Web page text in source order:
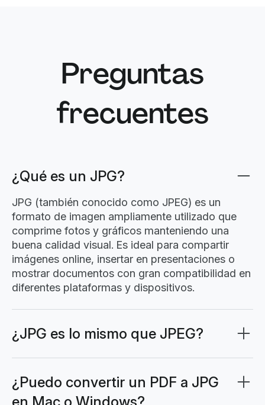
Preguntas
frecuentes
¿Qué es un JPG?
JPG (también conocido como JPEG) es un
formato de imagen ampliamente utilizado que
comprime fotos y gráficos manteniendo una
buena calidad visual. Es ideal para compartir
imágenes online, insertar en presentaciones o
mostrar documentos con gran compatibilidad en
diferentes plataformas y dispositivos.
¿JPG es lo mismo que JPEG?
JPG es simplemente la versión abreviada de
JPEG (Joint Photographic Experts Group).
¿Puedo convertir un PDF a JPG